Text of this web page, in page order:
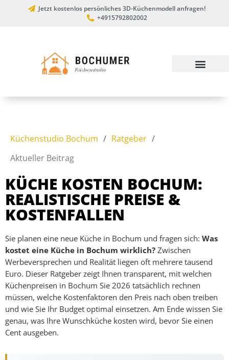
Jetzt kostenlos persönliches 3D-Küchenmodell anfragen!
+4915792802002
Küchenstudio Bochum / Ratgeber /
Aktueller Beitrag
KÜCHE KOSTEN BOCHUM:
REALISTISCHE PREISE &
KOSTENFALLEN
Sie planen eine neue Küche in Bochum und fragen sich: Was
kostet eine Küche in Bochum wirklich?Zwischen
Werbeversprechen und Realität liegen oft mehrere tausend
Euro. Dieser Ratgeber zeigt Ihnen transparent, mit welchen
Küchenpreisen in Bochum Sie 2026 tatsächlich rechnen
müssen, welche Kostenfaktoren den Preis nach oben treiben
und wie Sie Ihr Budget optimal einsetzen. Am Ende wissen Sie
genau, was Ihre Wunschküche kosten wird, bevor Sie einen
Cent ausgeben.